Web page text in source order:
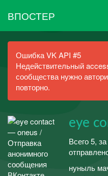
ВПОСТЕР
Ошибка VK API #5
Недействительный
сообщества нужно
повторно.
eye
Всего 5,
нуныль